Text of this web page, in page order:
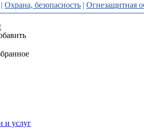
| Охрана, безопасность | Огнезащитная
и услуг